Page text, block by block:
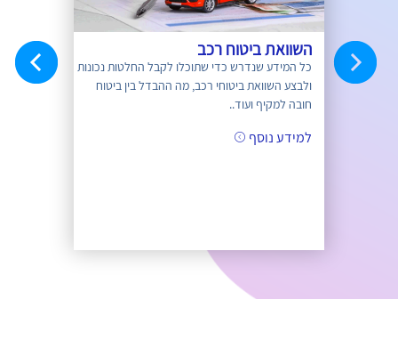
החדש
רכב מותאם
השוואת ביטוח רכב
כל המידע שנדרש כדי שתוכלו לקבל החלטות נכונות
ולבצע השוואת ביטוחי רכב, מה ההבדל בין ביטוח
חובה למקיף ועוד..
למידע נוסף
ביטוח
הדברים
חדש. כל